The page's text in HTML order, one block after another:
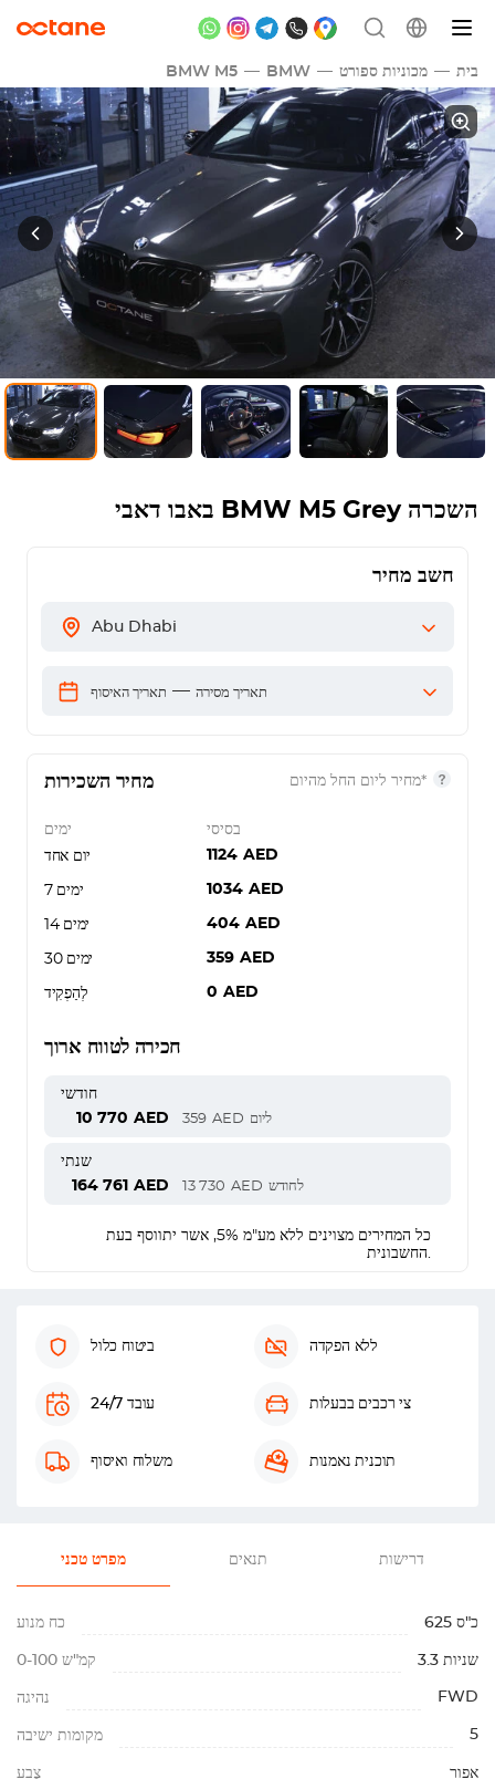
בית מכוניות ספורט BMW
BMW M5
השכרהBMW M5 Grey באבו דאבי
חשב מחיר
Abu Dhabi
תאריך האיסוף — תאריך מסירה
מחיר השכירות *מחיר ליום החל מהיום
ימים
בסיסי
יום אחד
1124 AED
7 ימים 1034 AED
14 ימים 404 AED
30 ימים 359 AED
לְהַפְקִיד 0 AED
חכירה לטווח ארוך
חודשי
10 770 AED 359 AED ליום
שנתי
164 761 AED 13 730 AED לחודש
כל המחירים מצוינים ללא מע"מ 5%, אשר יתווסף בעת
החשבונית.
ביטוח כלול ללא הפקדה
עובד 24/7 צי רכבים בבעלות
משלוח ואיסוף תוכנית נאמנות
מפרט טכני תנאים דרישות
כח מנוע 625 כ"ס
0-100 קמ"ש 3.3 שניות
נהיגה FWD
מקומות ישיבה 5
צֶבַע אפור